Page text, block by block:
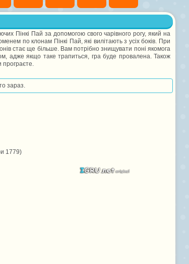
Пінкі Пай за допомогою свого чарівного рогу, який на
по клонам Пінкі Пай, які вилітають з усіх боків. При
стає ще більше. Вам потрібно знищувати поні якомога
адже якщо таке трапиться, гра буде провалена. Також
програєте.
зараз.
1779)